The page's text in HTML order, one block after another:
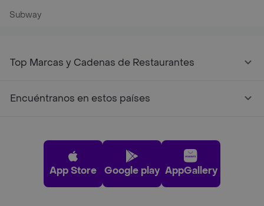
Subway
Top Marcas y Cadenas de Restaurantes
Encuéntranos en estos países
App Store Google play AppGallery